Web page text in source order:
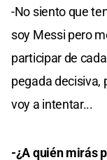
-No siento que
soy Messi pero
participar de
pegada decisiva,
voy a intentar...
-¿A quién mirás